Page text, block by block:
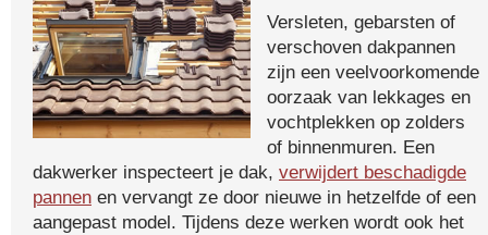
Versleten, gebarsten of
verschoven dakpannen
zijn een veelvoorkomende
oorzaak van lekkages en
vochtplekken op zolders
of binnenmuren. Een
dakwerker inspecteert je dak, verwijdert beschadigde
pannen en vervangt ze door nieuwe in hetzelfde of een
aangepast model. Tijdens deze werken wordt ook het